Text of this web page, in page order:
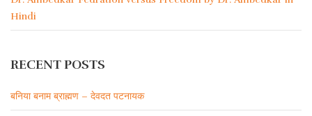
Hindi
RECENT POSTS
बनिया बनाम ब्राह्मण – देवदत पटनायक